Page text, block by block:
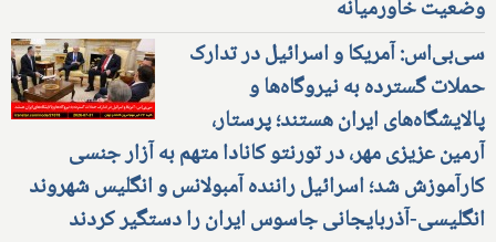
وضعیت خاورمیانه
سی‌بی‌اس: آمریکا و اسرائیل در تدارک
حملات گسترده به نیروگاه‌ها و
پالایشگاه‌های ایران هستند؛ پرستار،
آرمین عزیزی مهر، در تورنتو کانادا متهم به آزار جنسی
کارآموزش شد؛ اسرائیل راننده آمبولانس و انگلیس شهروند
انگلیسی-آذربایجانی جاسوس ایران را دستگیر کردند